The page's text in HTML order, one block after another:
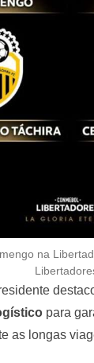
na
para
as longas